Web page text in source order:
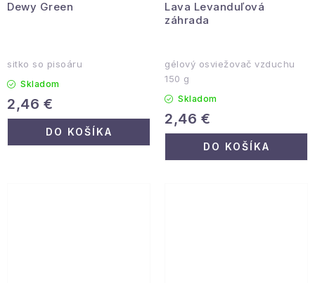
Dewy Green
sitko so pisoáru
Skladom
2,46 €
DO KOŠÍKA
Lava Levanduľová
záhrada
gélový osviežovač vzduchu
150 g
Skladom
2,46 €
DO KOŠÍKA